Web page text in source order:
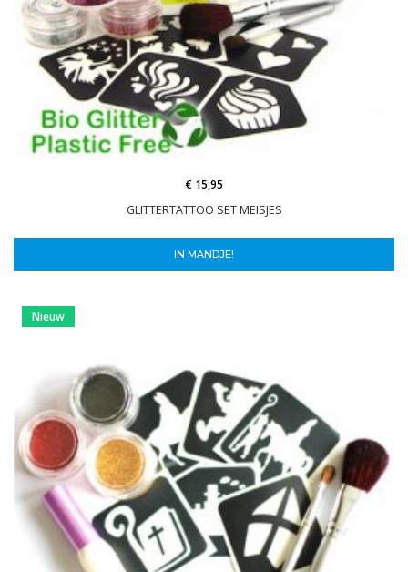
GLITTERTATTOO SET MEISJES
€ 15,95
IN MANDJE!
Nieuw